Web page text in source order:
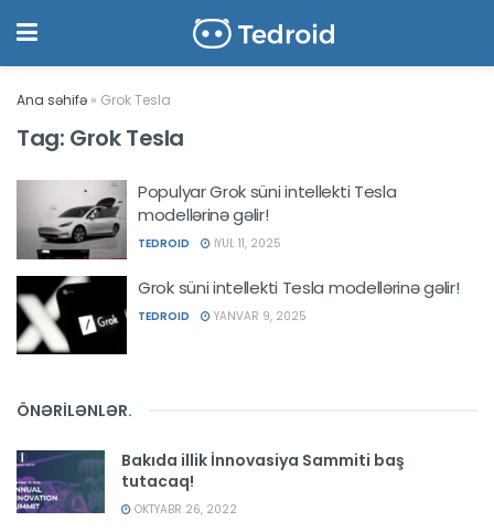
Ana səhifə » Grok Tesla
Tag: Grok Tesla
Populyar Grok süni intellekti Tesla
modellərinə gəlir!
TEDROID İYUL 11, 2025
Grok süni intellekti Tesla modellərinə gəlir!
TEDROID YANVAR 9, 2025
ÖNƏRİLƏNLƏR.
Bakıda illik İnnovasiya Sammiti baş
tutacaq!
OKTYABR 26, 2022